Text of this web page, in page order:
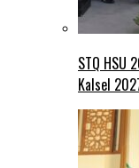
STQ HSU
Kalsel